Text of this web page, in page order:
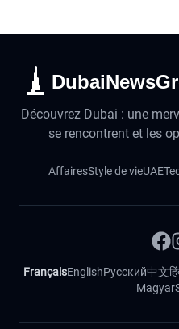
Découvrez Dubai : une
se rencontrent et les
AffairesStyle de vieUAE
FrançaisEnglishРусский中文
Magyar